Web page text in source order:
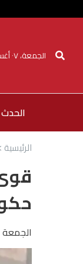
الجمعة، ٠٧ أغسطس ٢٠٢٦ ٠١:٤٣
الحدث
الرئيسية
الجمعة 09 يناير 2026 | 03:10